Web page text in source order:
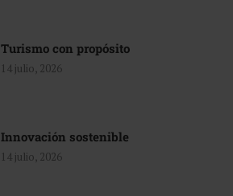
Turismo con propósito
14 julio, 2026
Innovación sostenible
14 julio, 2026